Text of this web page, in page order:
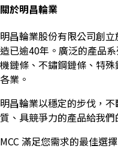
關於明昌輪業
明昌輪業股份有限公司創
造已逾40年。廣泛的產品
機鏈條、不鏽鋼鏈條、特
各業。
明昌輪業以穩定的步伐，
質、具競爭力的產品給我們
MCC 滿足您需求的最佳選擇